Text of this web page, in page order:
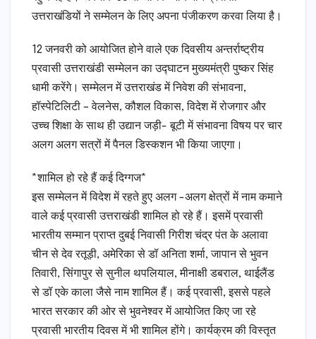
उत्तराखंडियों ने सम्मेलन के लिए अपना पंजीकरण करवा लिया है।
12 जनवरी को आयोजित होने वाले एक दिवसीय अन्तर्राष्ट्रीय
प्रवासी उत्तराखंडी सम्मेलन का उद्घाटन मुख्यमंत्री पुष्कर सिंह
धामी करेंगे। सम्मेलन में उत्तराखंड में निवेश की संभावना,
हॉस्पेटिलिटी – वेलनेस, कौशल विकास, विदेश में रोजगार और
उच्च शिक्षा के साथ ही उद्यान जड़ी- बूटी में संभावना विषय पर चार
अलग अलग सत्रों में पैनल डिस्कशन भी किया जाएगा।
*शामिल हो रहे हैं कई दिग्गज*
इस सम्मेलन में विदेश में रहते हुए अलग -अलग क्षेत्रों में नाम कमाने
वाले कई प्रवासी उत्तराखंडी शामिल हो रहे हैं। इसमें प्रवासी
भारतीय सम्मान प्राप्त दुबई निवासी गिरीश चंद्र पंत के अलावा
चीन से देव रतूड़ी, अमेरिका से डॉ अनिता शर्मा, जापान से भुवन
तिवारी, सिंगापुर से सुनील थपलियाल, मीनाक्षी डबराल, थाईलैंड
से डॉ एके काला जैसे नाम शामिल हैं। कई प्रवासी, इससे पहले
भारत सरकार की ओर से भुवनेश्वर में आयोजित किए जा रहे
प्रवासी भारतीय दिवस में भी शामिल होंगे। कार्यक्रम की विस्तृत